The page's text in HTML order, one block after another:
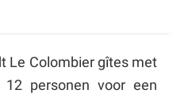
Le Colombier gîtes met
personen voor een